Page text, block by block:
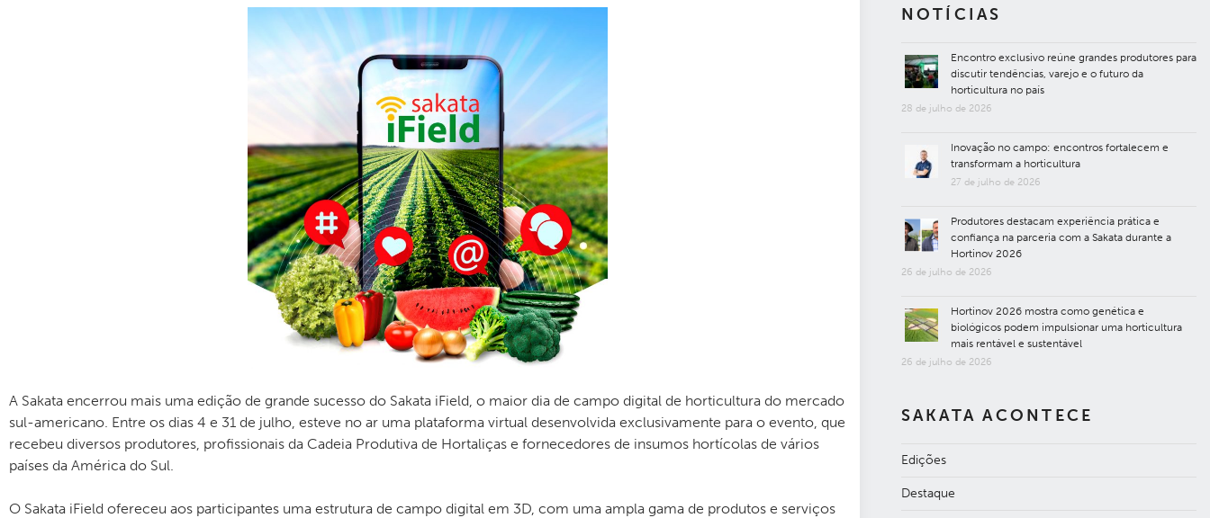
A Sakata encerrou mais uma edição de grande sucesso do Sakata iField, o maior dia de campo digital de horticultura do mercado
sul-americano. Entre os dias 4 e 31 de julho, esteve no ar uma plataforma virtual desenvolvida exclusivamente para o evento, que
recebeu diversos produtores, profissionais da Cadeia Produtiva de Hortaliças e fornecedores de insumos hortícolas de vários
países da América do Sul.
O Sakata iField ofereceu aos participantes uma estrutura de campo digital em 3D, com uma ampla gama de produtos e serviços
NOTÍCIAS
Encontro exclusivo reúne grandes produtores para
discutir tendências, varejo e o futuro da
horticultura no país
28 de julho de 2026
Inovação no campo: encontros fortalecem e
transformam a horticultura
27 de julho de 2026
Produtores destacam experiência prática e
confiança na parceria com a Sakata durante a
Hortinov 2026
26 de julho de 2026
Hortinov 2026 mostra como genética e
biológicos podem impulsionar uma horticultura
mais rentável e sustentável
26 de julho de 2026
SAKATA ACONTECE
Edições
Destaque